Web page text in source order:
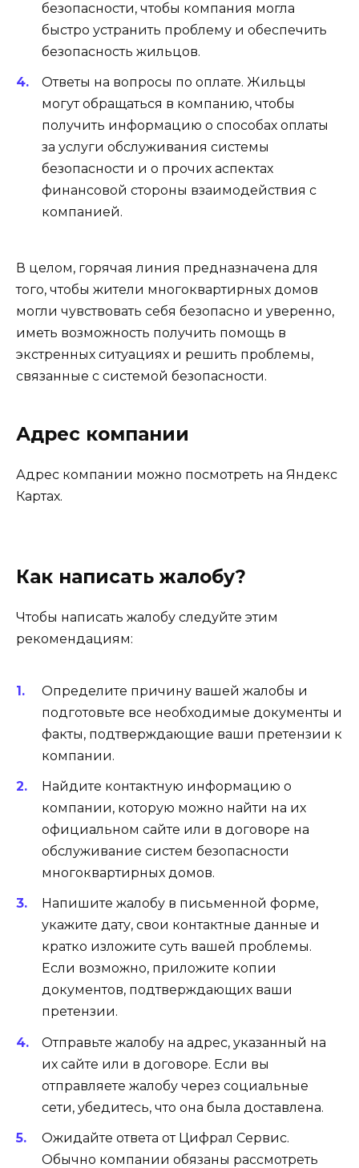
безопасности, чтобы компания могла
быстро устранить проблему и обеспечить
безопасность жильцов.
Ответы на вопросы по оплате. Жильцы
могут обращаться в компанию, чтобы
получить информацию о способах оплаты
за услуги обслуживания системы
безопасности и о прочих аспектах
финансовой стороны взаимодействия с
компанией.
В целом, горячая линия предназначена для
того, чтобы жители многоквартирных домов
могли чувствовать себя безопасно и уверенно,
иметь возможность получить помощь в
экстренных ситуациях и решить проблемы,
связанные с системой безопасности.
Адрес компании
Адрес компании можно посмотреть на Яндекс
Картах.
Как написать жалобу?
Чтобы написать жалобу следуйте этим
рекомендациям:
Определите причину вашей жалобы и
подготовьте все необходимые документы и
факты, подтверждающие ваши претензии к
компании.
Найдите контактную информацию о
компании, которую можно найти на их
официальном сайте или в договоре на
обслуживание систем безопасности
многоквартирных домов.
Напишите жалобу в письменной форме,
укажите дату, свои контактные данные и
кратко изложите суть вашей проблемы.
Если возможно, приложите копии
документов, подтверждающих ваши
претензии.
Отправьте жалобу на адрес, указанный на
их сайте или в договоре. Если вы
отправляете жалобу через социальные
сети, убедитесь, что она была доставлена.
Ожидайте ответа от Цифрал Сервис.
Обычно компании обязаны рассмотреть